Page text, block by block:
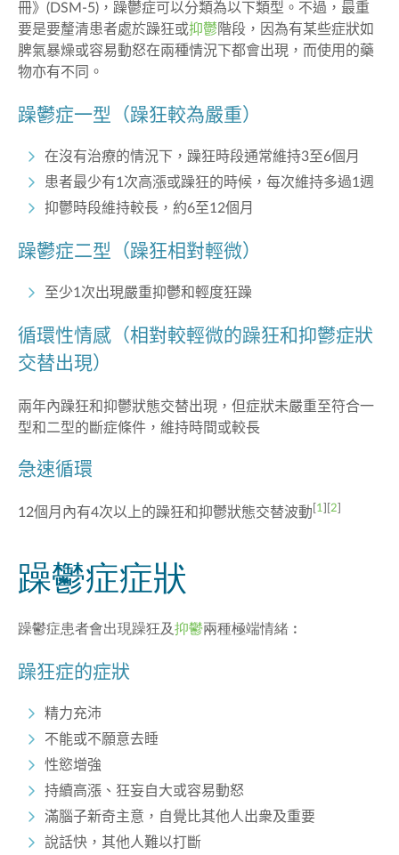
冊》(DSM-5)，躁鬱症可以分類為以下類型。不過，最重
要是要釐清患者處於躁狂或抑鬱 階段，因為有某些症狀如
脾氣暴燥或容易動怒在兩種情況下都會出現，而使用的藥
物亦有不同。
躁鬱症一型（躁狂較為嚴重）
在沒有治療的情況下，躁狂時段通常維持3至6個月
患者最少有1次高漲或躁狂的時候，每次維持多過1週
抑鬱時段維持較長，約6至12個月
躁鬱症二型（躁狂相對輕微）
至少1次出現嚴重抑鬱和輕度狂躁
循環性情感 （相對較輕微的躁狂和抑鬱症狀
交替出現）
兩年內躁狂和抑鬱狀態交替出現，但症狀未嚴重至符合一
型和二型的斷症條件，維持時間或較長
急速循環
12個月內有4次以上的躁狂和抑鬱狀態交替波動 [1 ][2]
躁鬱症症狀
躁鬱症患者會出現躁狂及抑鬱兩種極端情緒︰
躁狂症的症狀
精力充沛
不能或不願意去睡
性慾增強
持續高漲、狂妄自大或容易動怒
滿腦子新奇主意，自覺比其他人出衆及重要
說話快，其他人難以打斷